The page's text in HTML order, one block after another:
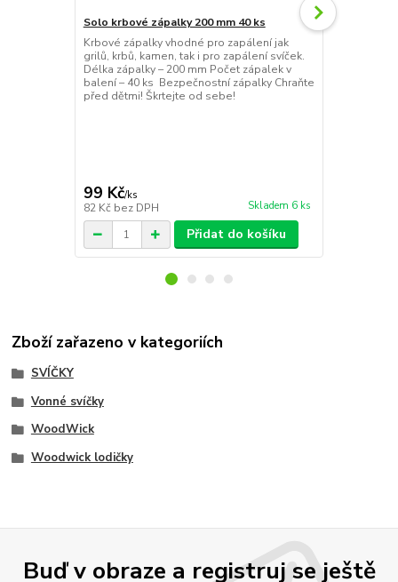
Solo krbové zápalky 200 mm 40 ks
Krbové zápalky vhodné pro zapálení jak
grilů, krbů, kamen, tak i pro zapálení svíček.
Délka zápalky – 200 mm Počet zápalek v
balení – 40 ks Bezpečnostní zápalky Chraňte
před dětmi! Škrtejte od sebe!
99 Kč/ks
82 Kč bez DPH Skladem 6 ks
Přidat do košíku
Zboží zařazeno v kategoriích
SVÍČKY
Vonné svíčky
WoodWick
Woodwick lodičky
Buď v obraze a registruj se ještě